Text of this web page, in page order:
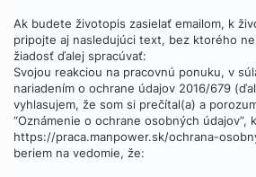
Ak budete životopis zasielať emailom, k
pripojte aj nasledujúci text, bez ktorého
žiadosť ďalej spracúvať:
Svojou reakciou na pracovnú ponuku, v
nariadením o ochrane údajov 2016/679
vyhlasujem, že som si prečítal(a) a
“Oznámenie o ochrane osobných údajov”,
https://praca.manpower.sk/ochrana-
beriem na vedomie, že: